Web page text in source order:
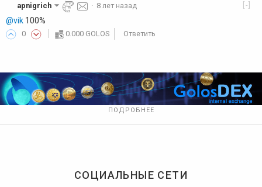
[-]
apnigrich · 8 лет назад
@vik 100%
0 0.000 GOLOS Ответить
ПОДРОБНЕЕ
СОЦИАЛЬНЫЕ СЕТИ